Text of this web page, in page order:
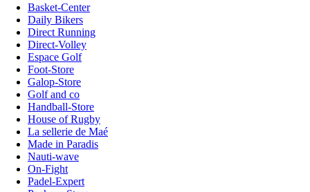
Basket-Center
Daily Bikers
Direct Running
Direct-Volley
Espace Golf
Foot-Store
Galop-Store
Golf and co
Handball-Store
House of Rugby
La sellerie de Maé
Made in Paradis
Nauti-wave
On-Fight
Padel-Expert